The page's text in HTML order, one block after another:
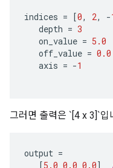
indices = [0, 2, -
depth = 3
on_value = 5.0
off_value = 0.0
axis = -1
그러면 출력은 `[4 x 3]`입
output =
[5.0 0.0 0.0]